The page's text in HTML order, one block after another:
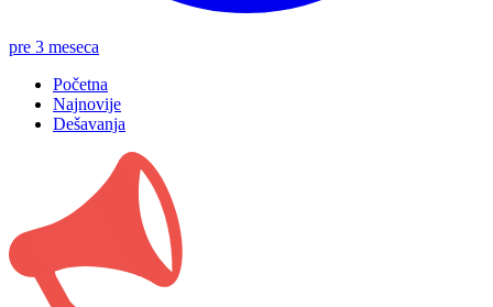
pre 3 meseca
Početna
Najnovije
Dešavanja